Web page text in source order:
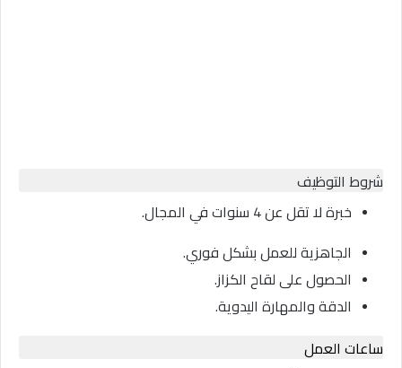
شروط التوظيف
خبرة لا تقل عن 4 سنوات في المجال.
الجاهزية للعمل بشكل فوري.
الحصول على لقاح الكزاز.
الدقة والمهارة اليدوية.
ساعات العمل